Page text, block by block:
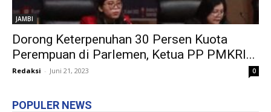
JAMBI
Dorong Keterpenuhan 30 Persen Kuota
Perempuan di Parlemen, Ketua PP PMKRI...
Redaksi - Juni 21, 2023 0
POPULER NEWS